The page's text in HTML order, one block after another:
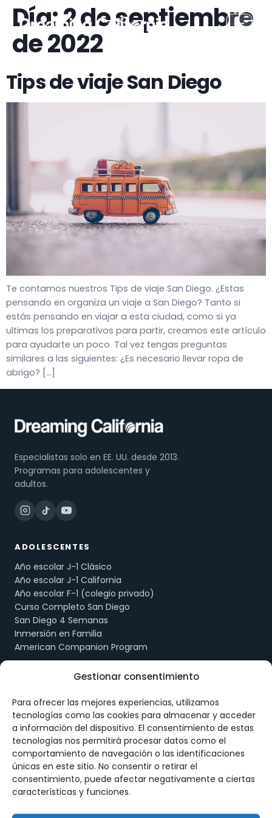
Gestionar consentimiento
Para ofrecer las mejores experiencias, utilizamos
tecnologías como las cookies para almacenar y acceder
a información del dispositivo. El consentimiento de estas
tecnologías nos permitirá procesar datos como el
comportamiento de navegación o las identificaciones
únicas en este sitio. No consentir o retirar el
consentimiento, puede afectar negativamente a ciertas
características y funciones.
contenido
Día:2 de septiembre
de 2022
Tips de viaje San Diego
Te contamos nuestros Tips de viaje San Diego. ¿Estas
pensando en organiza un viaje a San Diego? Tanto si
estás pensando en viajar a esta ciudad, como si ya
ultimas los preparativos para partir, creamos este artículo
para ayudarte un poco. Tal vez tengas preguntas
similares a las siguientes: ¿Es necesario llevar ropa de
abrigo? […]
Especialistas solo en EE. UU. desde 2013.
Programas para adolescentes y
adultos.
ADOLESCENTES
Año escolar J-1 Clásico
Año escolar J-1 California
Año escolar F-1 (colegio privado)
Curso Completo San Diego
San Diego 4 Semanas
Inmersión en Familia
American Companion Program
Curso de Inglés San Diego
Prácticas J-1 · Intern
Prácticas J-1 · Trainee
Work & Travel
Au Pair
DREAMING